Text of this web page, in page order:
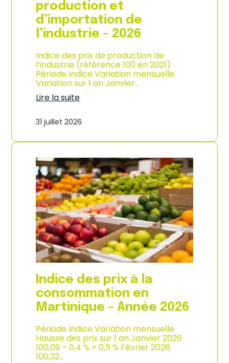
s
o
m
m
a
i
o
n
e
n
G
a
e
o
u
p
e
–
A
n
n
é
e
2
0
2
6
production et
d’importation de
l’industrie – 2026
Indice des prix de production de
l’industrie (référence 100 en 2021)
Période Indice Variation mensuelle
Variation sur 1 an Janvier…
Lire la suite
n
i
e
d
e
s
p
r
i
x
d
e
p
r
o
d
u
c
t
o
n
e
31 juillet 2026
Indice des prix à la
consommation en
Martinique – Année 2026
Période Indice Variation mensuelle
Hausse des prix sur 1 an Janvier 2026
100,09 – 0,4 % + 0,5 % Février 2026
100,32…